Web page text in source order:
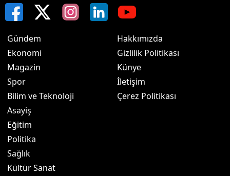
Gündem
Ekonomi
Magazin
Spor
Bilim ve Teknoloji
Asayiş
Eğitim
Politika
Sağlık
Kültür Sanat
Hakkımızda
Gizlilik Politikası
Künye
İletişim
Çerez Politikası